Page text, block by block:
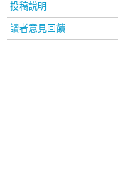
投稿說明
讀者意見回饋